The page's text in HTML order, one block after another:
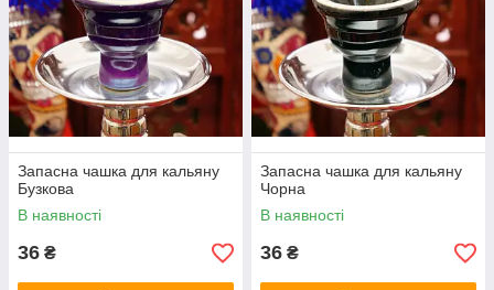
Запасна чашка для кальяну
Бузкова
В наявності
36 ₴
Запасна чашка для кальяну
Чорна
В наявності
36 ₴